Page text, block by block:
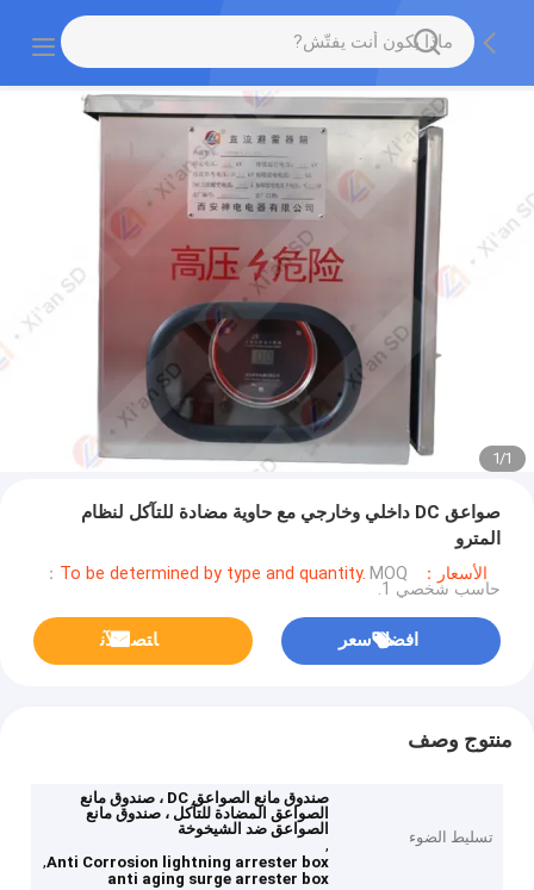
1
/
1
صواعق DC داخلي وخارجي مع حاوية مضادة للتآكل لنظام
المترو
الأسعار：To be determined by type and quantity. MOQ：
حاسب شخصي 1.
افضل سعر ﺎﺘﺼﻟ ﺍﻶﻧ
منتوج وصف
تسليط الضوء
صندوق مانع الصواعق DC ، صندوق مانع
الصواعق المضادة للتآكل ، صندوق مانع
الصواعق ضد الشيخوخة
,
Anti Corrosion lightning arrester box
,
anti aging surge arrester box